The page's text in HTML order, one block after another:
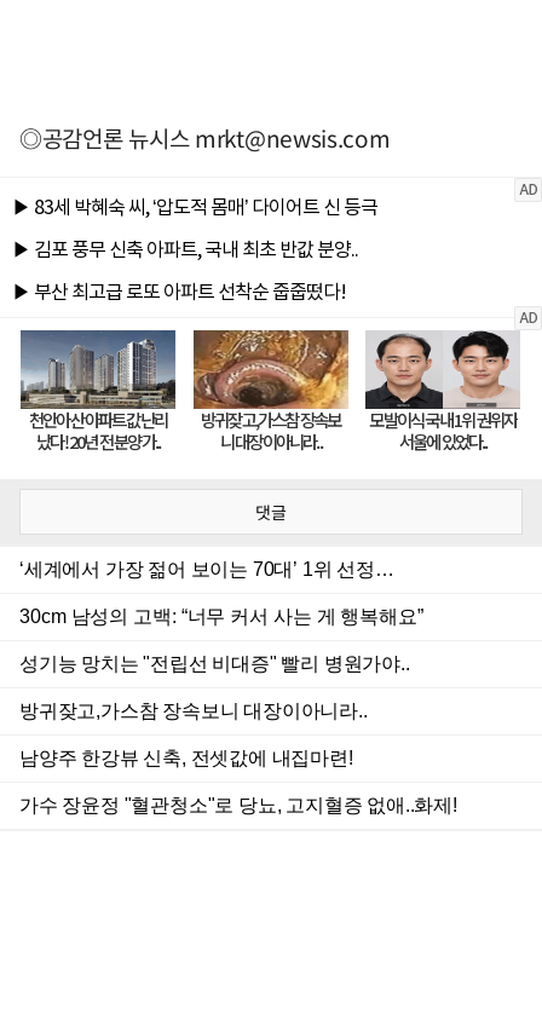
◎공감언론 뉴시스mrkt@newsis.com
댓글